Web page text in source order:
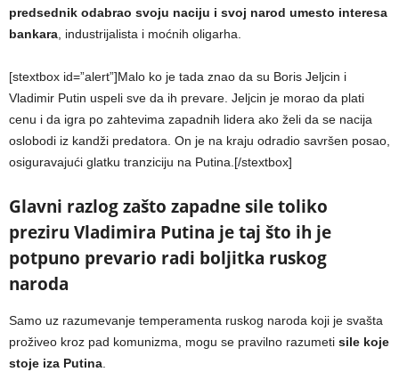
predsednik odabrao svoju naciju i svoj narod umesto interesa
bankara, industrijalista i moćnih oligarha.
[stextbox id=”alert”]Malo ko je tada znao da su Boris Jeljcin i
Vladimir Putin uspeli sve da ih prevare. Jeljcin je morao da plati
cenu i da igra po zahtevima zapadnih lidera ako želi da se nacija
oslobodi iz kandži predatora. On je na kraju odradio savršen posao,
osiguravajući glatku tranziciju na Putina.[/stextbox]
Glavni razlog zašto zapadne sile toliko
preziru Vladimira Putina je taj što ih je
potpuno prevario radi boljitka ruskog
naroda
Samo uz razumevanje temperamenta ruskog naroda koji je svašta
proživeo kroz pad komunizma, mogu se pravilno razumeti sile koje
stoje iza Putina.